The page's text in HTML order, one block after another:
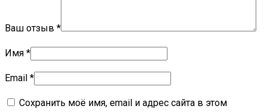
Ваш отзыв *
Имя *
Email *
Сохранить моё имя, email и адрес сайта в этом